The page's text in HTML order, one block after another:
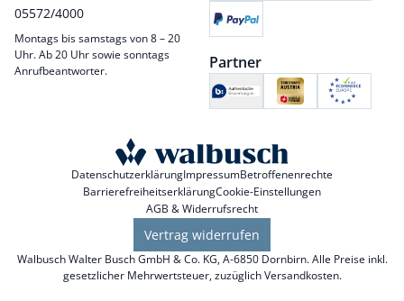
05572/4000
Montags bis samstags von 8 – 20
Uhr. Ab 20 Uhr sowie sonntags
Anrufbeantworter.
Partner
DatenschutzerklärungImpressumBetroffenenrechte
BarrierefreiheitserklärungCookie-Einstellungen
AGB & Widerrufsrecht
Vertrag widerrufen
Walbusch Walter Busch GmbH & Co. KG, A-6850 Dornbirn. Alle Preise inkl.
gesetzlicher Mehrwertsteuer, zuzüglichVersandkosten.